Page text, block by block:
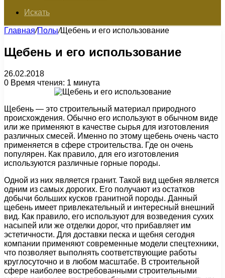
Искать
Главная/Полы/Щебень и его использование
Щебень и его использование
26.02.2018
0 Время чтения: 1 минута
Щебень — это строительный материал природного
происхождения. Обычно его используют в обычном виде
или же применяют в качестве сырья для изготовления
различных смесей. Именно по этому щебень очень часто
применяется в сфере строительства. Где он очень
популярен. Как правило, для его изготовления
используются различные горные породы.
Одной из них является гранит. Такой вид щебня является
одним из самых дорогих. Его получают из остатков
добычи больших кусков гранитной породы. Данный
щебень имеет привлекательный и интересный внешний
вид. Как правило, его используют для возведения сухих
насыпей или же отделки дорог, что прибавляет им
эстетичности. Для доставки песка и щебня сегодня
компании применяют современные модели спецтехники,
что позволяет выполнять соответствующие работы
круглосуточно и в любом масштабе. В строительной
сфере наиболее востребованными строительными